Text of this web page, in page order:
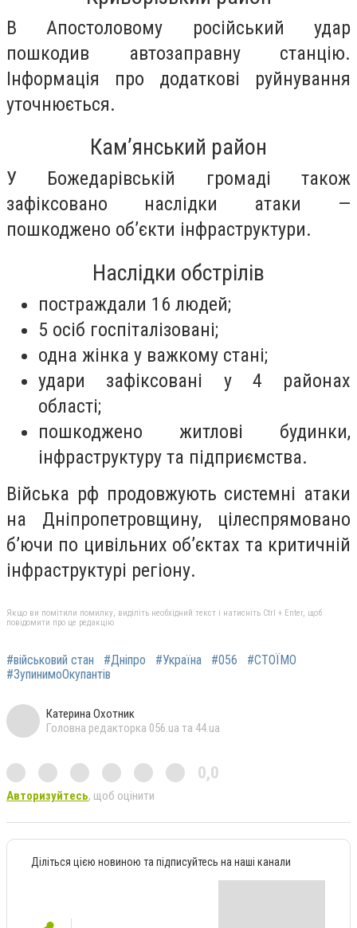
В Апостоловому російський удар
пошкодив автозаправну станцію.
Інформація про додаткові руйнування
уточнюється.
Кам’янський район
У Божедарівській громаді також
зафіксовано наслідки атаки —
пошкоджено об’єкти інфраструктури.
Наслідки обстрілів
постраждали 16 людей;
5 осіб госпіталізовані;
одна жінка у важкому стані;
удари зафіксовані у 4 районах
області;
пошкоджено житлові будинки,
інфраструктуру та підприємства.
Війська рф продовжують системні атаки
на Дніпропетровщину, цілеспрямовано
б’ючи по цивільних об’єктах та критичній
інфраструктурі регіону.
Якщо ви помітили помилку, виділіть необхідний текст і натисніть Ctrl + Enter, щоб
повідомити про це редакцію
#військовий стан #Дніпро #Україна #056
#СТОЇМО
#ЗупинимоОкупантів
Катерина Охотник
Головна редакторка 056.ua та 44.ua
0,0
Авторизуйтесь, щоб оцінити
Діліться цією новиною та підписуйтесь на наші канали